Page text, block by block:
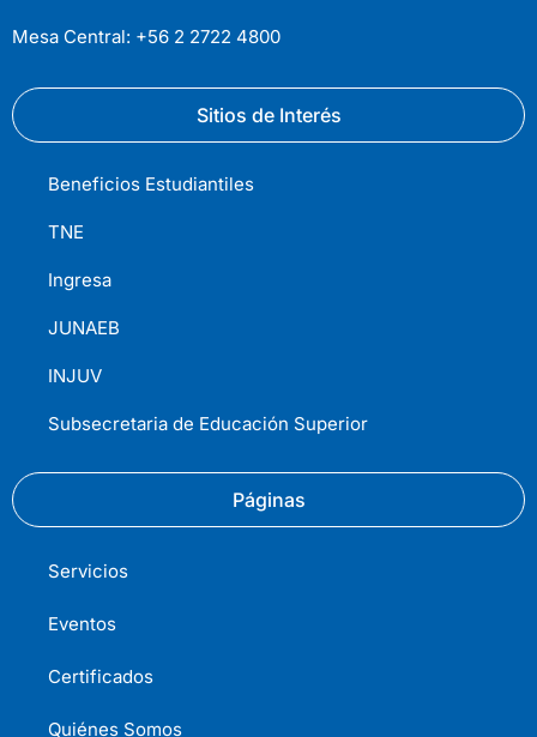
Mesa Central: +56 2 2722 4800
Sitios de Interés
Beneficios Estudiantiles
TNE
Ingresa
JUNAEB
INJUV
Subsecretaria de Educación Superior
Páginas
Servicios
Eventos
Certificados
Quiénes Somos